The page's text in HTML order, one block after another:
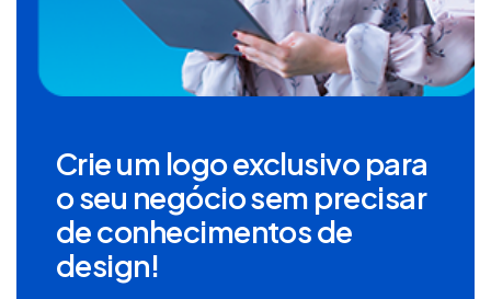
Crie um logo exclusivo para
o seu negócio sem precisar
de conhecimentos de
design!